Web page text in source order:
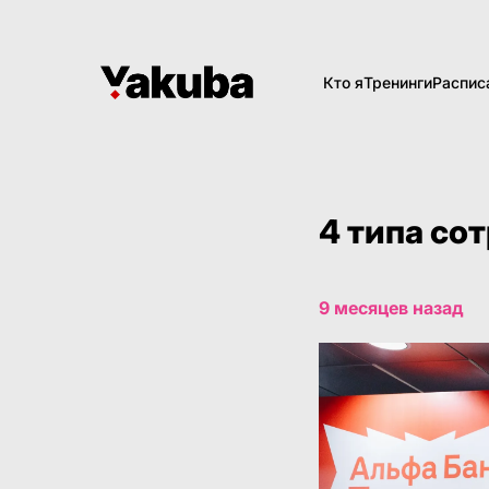
Кто яТренинги
4 типа
9 месяцев назад